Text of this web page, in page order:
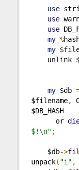
use
use
use
my %
my
unlink
my $db
$filename,
$DB_HASH
or
$!\n" ;
$db->
unpack( "i" ,